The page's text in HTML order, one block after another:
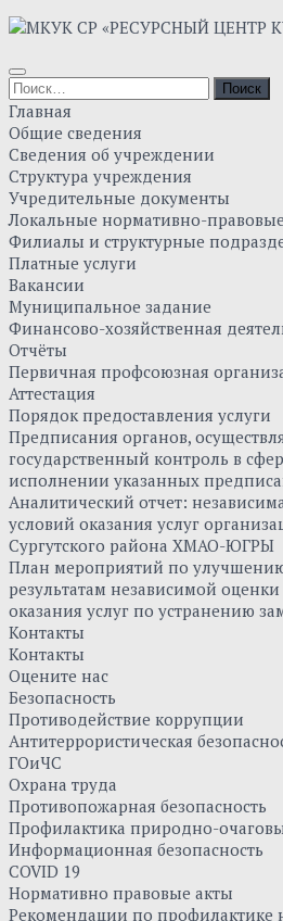
Skip
content
Найти:
Главная
Общие сведения
Сведения об учреждении
Структура учреждения
Учредительные документы
Локальные нормативно-
Филиалы и структурные
Платные услуги
Вакансии
Муниципальное задание
Финансово-хозяйственная
Отчёты
Первичная профсоюзная
Аттестация
Порядок предоставления услуги
Предписания органов,
государственный контроль в
исполнении указанных
Аналитический отчет:
условий оказания услуг
Сургутского района ХМАО-ЮГРЫ
План мероприятий по
результатам независимой оценки
оказания услуг по устранению
Контакты
Контакты
Оцените нас
Безопасность
Противодействие коррупции
Антитеррористическая
ГОиЧС
Охрана труда
Противопожарная безопасность
Профилактика природно-
Информационная безопасность
COVID 19
Нормативно правовые акты
Рекомендации по профилактике